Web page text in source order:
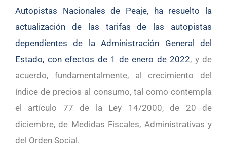
Autopistas Nacionales de Peaje, ha resuelto la
actualización de las tarifas de las autopistas
dependientes de la Administración General del
Estado, con efectos de 1 de enero de 2022, y de
acuerdo, fundamentalmente, al crecimiento del
índice de precios al consumo, tal como contempla
el artículo 77 de la Ley 14/2000, de 20 de
diciembre, de Medidas Fiscales, Administrativas y
del Orden Social.